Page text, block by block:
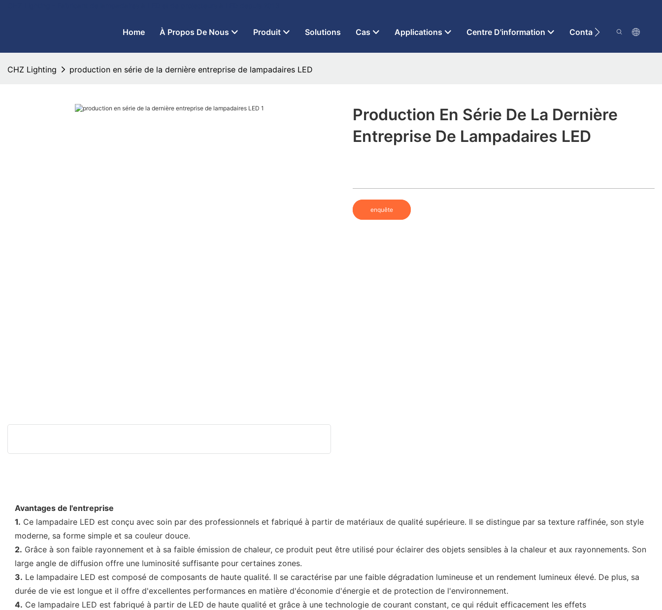
Home À Propos De Nous Produit Solutions Cas Applications Centre D'information Contactez-Nous
CHZ Lighting production en série de la dernière entreprise de lampadaires LED
Production En Série De La Dernière
Entreprise De Lampadaires LED
enquête
Avantages de l'entreprise
1. Ce lampadaire LED est conçu avec soin par des professionnels et fabriqué à partir de matériaux de qualité supérieure. Il se distingue par sa texture raffinée, son style
moderne, sa forme simple et sa couleur douce.
2. Grâce à son faible rayonnement et à sa faible émission de chaleur, ce produit peut être utilisé pour éclairer des objets sensibles à la chaleur et aux rayonnements. Son
large angle de diffusion offre une luminosité suffisante pour certaines zones.
3. Le lampadaire LED est composé de composants de haute qualité. Il se caractérise par une faible dégradation lumineuse et un rendement lumineux élevé. De plus, sa
durée de vie est longue et il offre d'excellentes performances en matière d'économie d'énergie et de protection de l'environnement.
4. Ce lampadaire LED est fabriqué à partir de LED de haute qualité et grâce à une technologie de courant constant, ce qui réduit efficacement les effets